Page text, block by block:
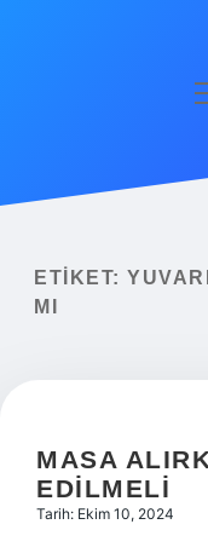
Yasal Uyarı
ETIKET:
MI
MASA
EDILMELI
Tarih: Ekim 10, 2024